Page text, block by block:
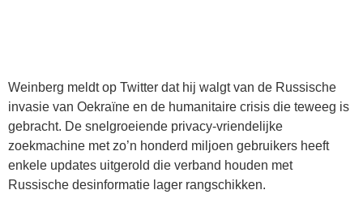
Weinberg meldt op Twitter dat hij walgt van de Russische
invasie van Oekraïne en de humanitaire crisis die teweeg is
gebracht. De snelgroeiende privacy-vriendelijke
zoekmachine met zo’n honderd miljoen gebruikers heeft
enkele updates uitgerold die verband houden met
Russische desinformatie lager rangschikken.